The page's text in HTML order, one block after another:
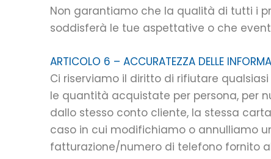
Non garantiamo che la qualità di tutti i
soddisferà le tue aspettative o che
ARTICOLO 6 – ACCURATEZZA DELLE
Ci riserviamo il diritto di rifiutare
le quantità acquistate per persona, per
dallo stesso conto cliente, la stessa
caso in cui modifichiamo o annulliamo
fatturazione/numero di telefono fornito